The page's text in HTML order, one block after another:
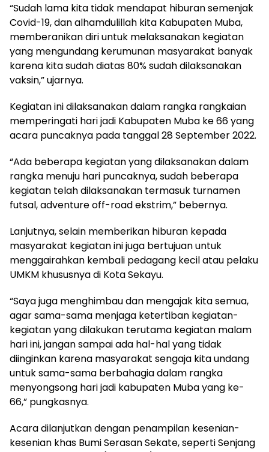
“Sudah lama kita tidak mendapat hiburan semenjak
Covid-19, dan alhamdulillah kita Kabupaten Muba,
memberanikan diri untuk melaksanakan kegiatan
yang mengundang kerumunan masyarakat banyak
karena kita sudah diatas 80% sudah dilaksanakan
vaksin,” ujarnya.
Kegiatan ini dilaksanakan dalam rangka rangkaian
memperingati hari jadi Kabupaten Muba ke 66 yang
acara puncaknya pada tanggal 28 September 2022.
“Ada beberapa kegiatan yang dilaksanakan dalam
rangka menuju hari puncaknya, sudah beberapa
kegiatan telah dilaksanakan termasuk turnamen
futsal, adventure off-road ekstrim,” bebernya.
Lanjutnya, selain memberikan hiburan kepada
masyarakat kegiatan ini juga bertujuan untuk
menggairahkan kembali pedagang kecil atau pelaku
UMKM khususnya di Kota Sekayu.
“Saya juga menghimbau dan mengajak kita semua,
agar sama-sama menjaga ketertiban kegiatan-
kegiatan yang dilakukan terutama kegiatan malam
hari ini, jangan sampai ada hal-hal yang tidak
diinginkan karena masyarakat sengaja kita undang
untuk sama-sama berbahagia dalam rangka
menyongsong hari jadi kabupaten Muba yang ke-
66,” pungkasnya.
Acara dilanjutkan dengan penampilan kesenian-
kesenian khas Bumi Serasan Sekate, seperti Senjang